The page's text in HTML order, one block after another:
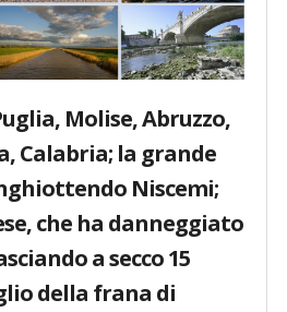
Molise, Abruzzo,
Calabria; la grande
Niscemi;
che ha danneggiato
a secco 15
della frana di